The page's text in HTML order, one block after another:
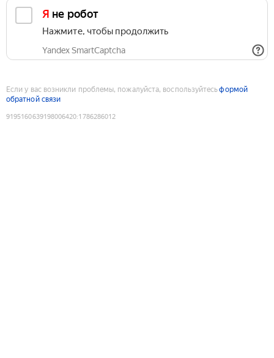
Я не робот
Нажмите, чтобы продолжить
Yandex SmartCaptcha
Если у вас возникли проблемы, пожалуйста, воспользуйтесьформой
обратной связи
9195160639198006420:1786286012